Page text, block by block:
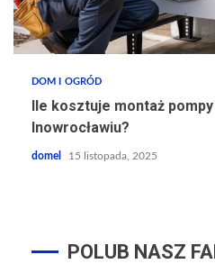
DOM I OGRÓD
Ile kosztuje montaż pompy
Inowrocławiu?
domel 15 listopada, 2025
POLUB NASZ